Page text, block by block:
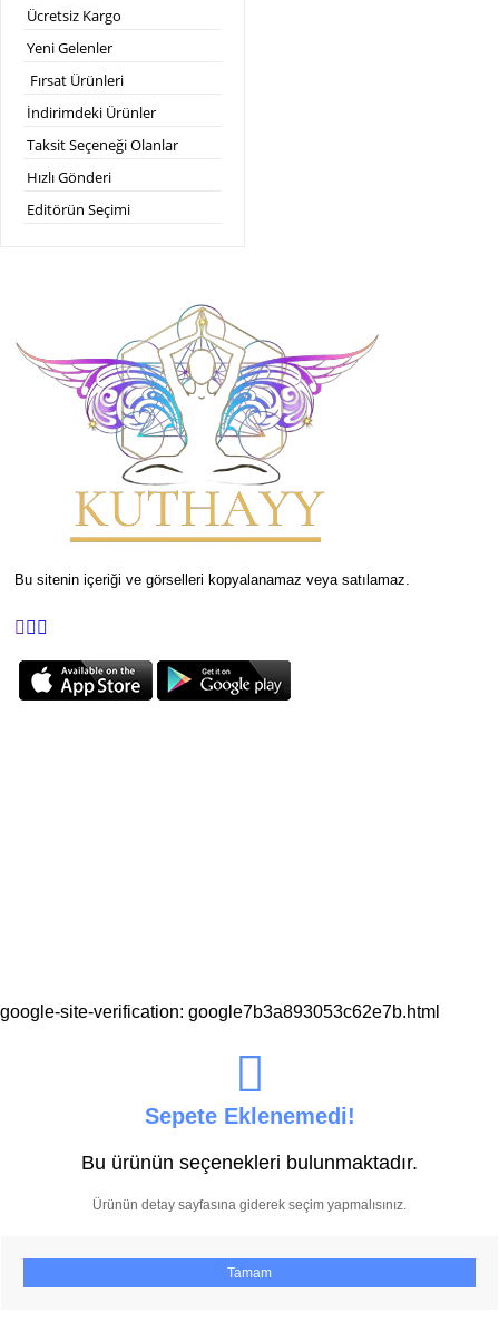
Ücretsiz Kargo
Yeni Gelenler
Fırsat Ürünleri
İndirimdeki Ürünler
Taksit Seçeneği Olanlar
Hızlı Gönderi
Editörün Seçimi
Bu sitenin içeriği ve görselleri kopyalanamaz veya satılamaz.
google-site-verification: google7b3a893053c62e7b.html
Sepete Eklenemedi!
Bu ürünün seçenekleri bulunmaktadır.
Ürünün detay sayfasına giderek seçim yapmalısınız.
Tamam